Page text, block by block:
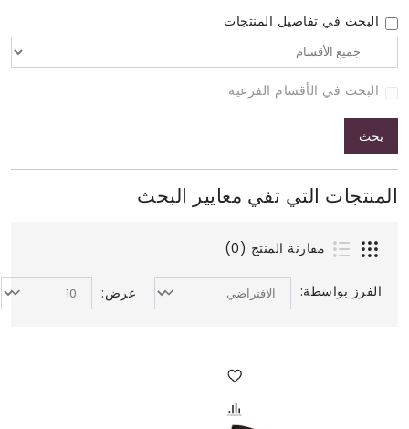
البحث في تفاصيل المنتجات
البحث في الأقسام الفرعية
بحث
المنتجات التي تفي معايير البحث
مقارنة المنتج (0)
الفرز بواسطة: عرض: